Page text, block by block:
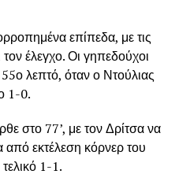
επίπεδα, με τις
έλεγχο. Οι γηπεδούχοι
λεπτό, όταν ο Ντούλιας
1-0.
στο 77’, με τον Δρίτσα να
από εκτέλεση κόρνερ του
1-1.